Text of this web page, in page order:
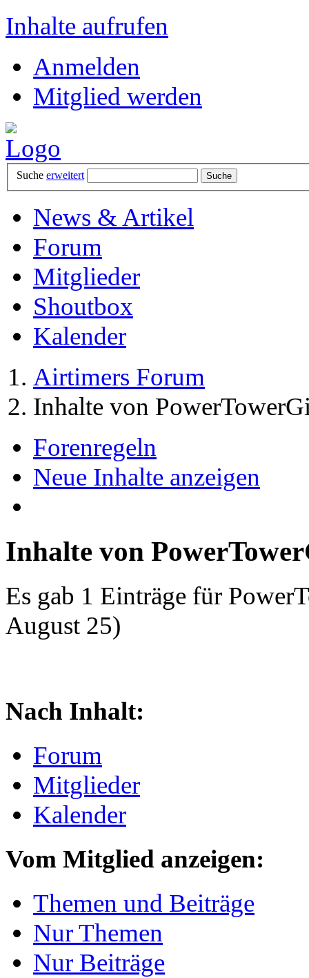
Inhalte aufrufen
Anmelden
Mitglied werden
Suche erweitert
News & Artikel
Forum
Mitglieder
Shoutbox
Kalender
Airtimers Forum
Inhalte von
Forenregeln
Neue Inhalte anzeigen
Inhalte von
Es gab 1 Einträge für
August 25)
Nach Inhalt:
Forum
Mitglieder
Kalender
Vom Mitglied anzeigen:
Themen und Beiträge
Nur Themen
Nur Beiträge